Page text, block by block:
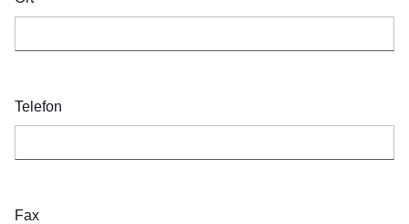
Telefon
Fax